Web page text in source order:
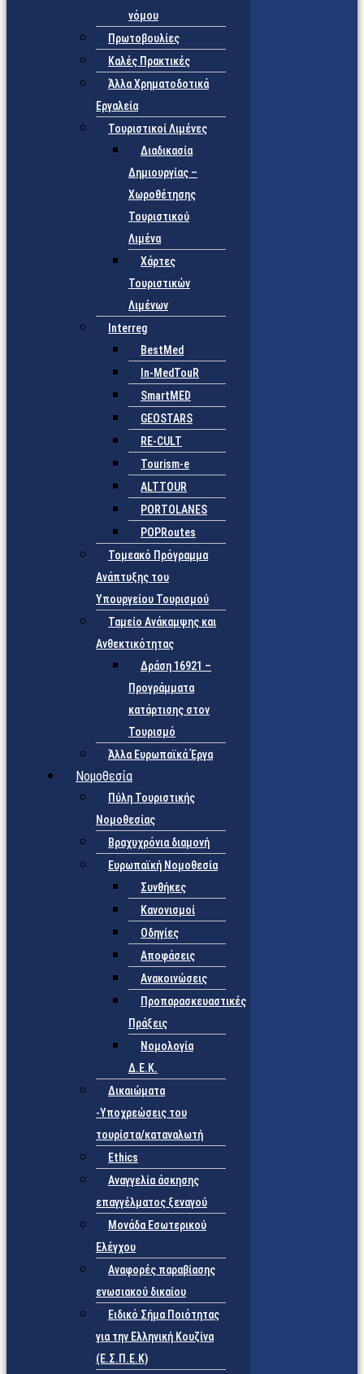
νόμου
Πρωτοβουλίες
Καλές Πρακτικές
Άλλα Χρηματοδοτικά
Εργαλεία
Τουριστικοί Λιμένες
Διαδικασία
Δημιουργίας –
Χωροθέτησης
Τουριστικού
Λιμένα
Χάρτες
Τουριστικών
Λιμένων
Interreg
BestMed
In-MedTouR
SmartMED
GEOSTARS
RE-CULT
Tourism-e
ALTTOUR
PORTOLANES
POPRoutes
Τομεακό Πρόγραμμα
Ανάπτυξης του
Υπουργείου Τουρισμού
Ταμείο Ανάκαμψης και
Ανθεκτικότητας
Δράση 16921 –
Προγράμματα
κατάρτισης στον
Τουρισμό
Άλλα Ευρωπαϊκά Έργα
Νομοθεσία
Πύλη Τουριστικής
Νομοθεσίας
Βραχυχρόνια διαμονή
Ευρωπαϊκή Νομοθεσία
Συνθήκες
Κανονισμοί
Οδηγίες
Αποφάσεις
Ανακοινώσεις
Προπαρασκευαστικές
Πράξεις
Νομολογία
Δ.Ε.Κ.
Δικαιώματα
-Υποχρεώσεις του
τουρίστα/καταναλωτή
Ethics
Αναγγελία άσκησης
επαγγέλματος ξεναγού
Μονάδα Εσωτερικού
Ελέγχου
Αναφορές παραβίασης
ενωσιακού δικαίου
Ειδικό Σήμα Ποιότητας
για την Ελληνική Κουζίνα
(Ε.Σ.Π.Ε.Κ)